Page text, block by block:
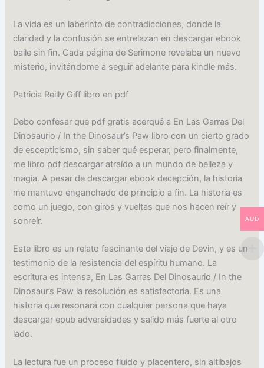
La vida es un laberinto de contradicciones, donde la
claridad y la confusión se entrelazan en descargar ebook
baile sin fin. Cada página de Serimone revelaba un nuevo
misterio, invitándome a seguir adelante para kindle más.
Patricia Reilly Giff libro en pdf
Debo confesar que pdf gratis acerqué a En Las Garras Del
Dinosaurio / In the Dinosaur’s Paw libro con un cierto grado
de escepticismo, sin saber qué esperar, pero finalmente,
me libro pdf descargar atraído a un mundo de belleza y
magia. A pesar de descargar ebook decepción, la historia
me mantuvo enganchado de principio a fin. La historia es
como un juego, con giros y vueltas que nos hacen reír y
sonreír.
Este libro es un relato fascinante del viaje de Devin, y es un
testimonio de la resistencia del espíritu humano. La
escritura es intensa, En Las Garras Del Dinosaurio / In the
Dinosaur’s Paw la resolución es satisfactoria. Es una
historia que resonará con cualquier persona que haya
descargar epub adversidades y salido más fuerte al otro
lado.
La lectura fue un proceso fluido y placentero, sin altibajos
AUD